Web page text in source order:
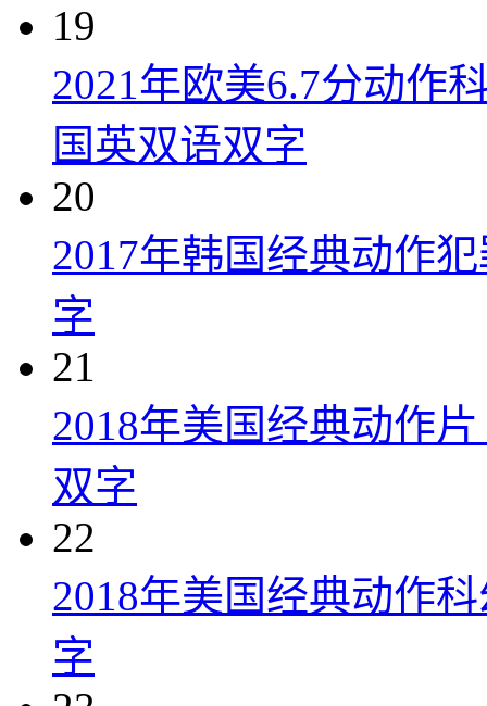
19
2021年欧美6.7分动作
国英双语双字
20
2017年韩国经典动作
字
21
2018年美国经典动作
双字
22
2018年美国经典动作
字